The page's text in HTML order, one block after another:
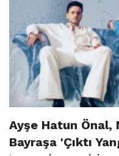
Ayşe Hatun Önal,
Bayraşa 'Çıktı